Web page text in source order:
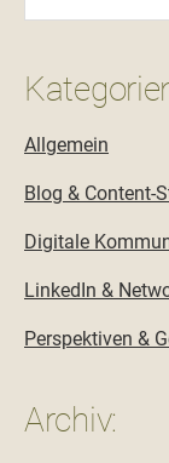
Allgemein
Blog & Content-
Digitale
LinkedIn &
Perspektiven &
Archiv: